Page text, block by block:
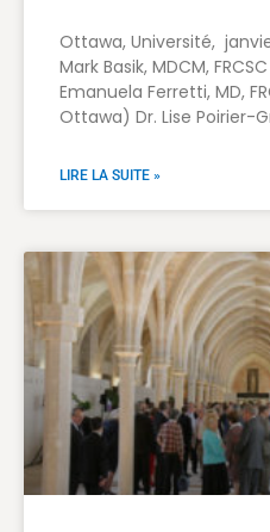
Ottawa, Université,
Mark Basik, MDCM,
Emanuela Ferretti, MD,
Ottawa) Dr. Lise Poirier-
LIRE LA SUITE »